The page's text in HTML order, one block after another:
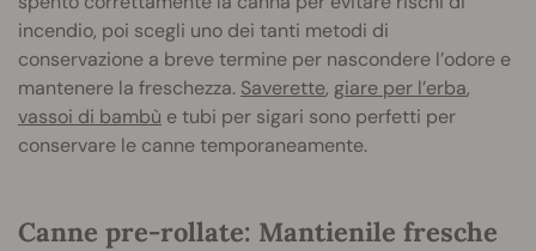
incendio, poi scegli uno dei tanti metodi di
conservazione a breve termine per nascondere l’odore e
mantenere la freschezza. Saverette, giare per l’erba,
vassoi di bambù e tubi per sigari sono perfetti per
conservare le canne temporaneamente.
Canne pre-rollate: Mantienile fresche